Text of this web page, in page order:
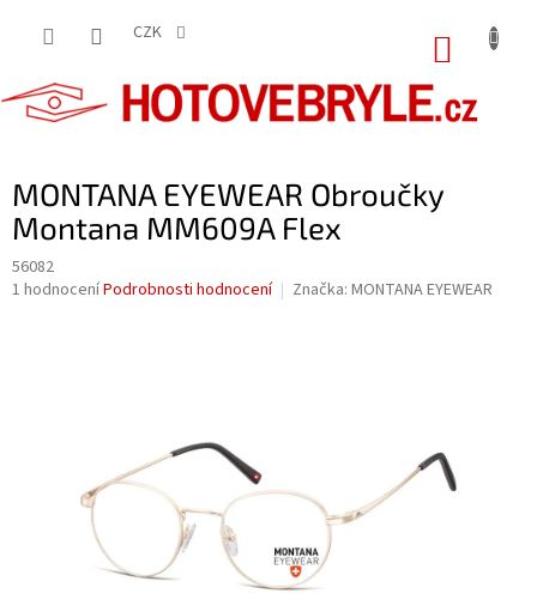
CZK
MONTANA EYEWEAR Obroučky
Montana MM609A Flex
56082
Průměrné
1 hodnoceníPodrobnosti hodnocení Značka: MONTANA EYEWEAR